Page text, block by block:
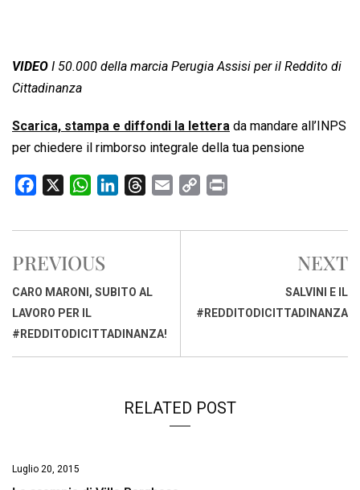
VIDEO I 50.000 della marcia Perugia Assisi per il Reddito di
Cittadinanza
Scarica, stampa e diffondi la lettera da mandare all’INPS
per chiedere il rimborso integrale della tua pensione
c
b
o
o
k
W
a
s
A
p
n
d
n
r
d
a
p
n
i
PREVIOUS
CARO MARONI, SUBITO AL
LAVORO PER IL
#REDDITODICITTADINANZA!
NEXT
SALVINI E IL
#REDDITODICITTADINANZA
RELATED POST
Luglio 20, 2015